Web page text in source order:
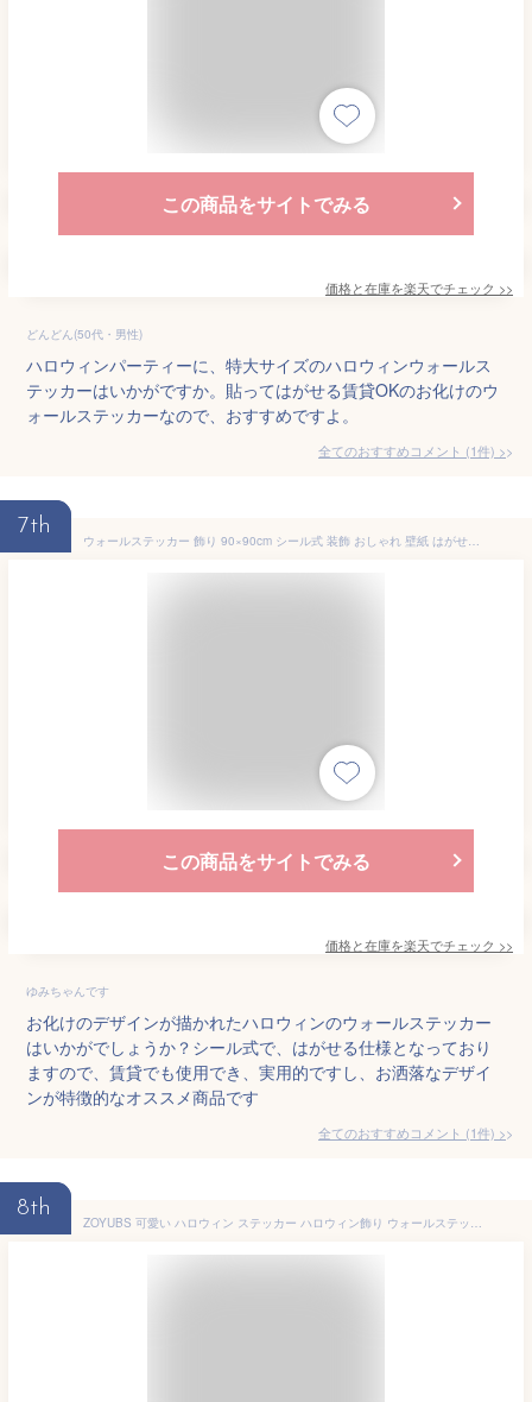
この商品をサイトでみる
価格と在庫を楽天でチェック >>
どんどん(50代・男性)
ハロウィンパーティーに、特大サイズのハロウィンウォールス
テッカーはいかがですか。貼ってはがせる賃貸OKのお化けのウ
ォールステッカーなので、おすすめですよ。
全てのおすすめコメント (1件) >
7th
ウォールステッカー 飾り 90×90cm シール式 装飾 おしゃれ 壁紙 はがせる DIY プチリフォーム パーティー イベント ハロウィーン 賃貸 013863 ハロウィン おばけ
この商品をサイトでみる
価格と在庫を楽天でチェック >>
ゆみちゃんです
お化けのデザインが描かれたハロウィンのウォールステッカー
はいかがでしょうか？シール式で、はがせる仕様となっており
ますので、賃貸でも使用でき、実用的ですし、お洒落なデザイ
ンが特徴的なオススメ商品です
全てのおすすめコメント (1件) >
8th
ZOYUBS 可愛い ハロウィン ステッカー ハロウィン飾り ウォールステッカー シール 静電 ステッカー 静電気シール 窓ステッカー 両面プリント Halloweenドッキリ 蝙蝠/コウモリ 蜘蛛 かぼちゃ 幽霊 枯れ木お城 クモの巣 魔女 お化け 幽霊 キャンディー 猫 骸骨 ケーキ 風船 ウォールステッカー 静電ステッカー 窓ステッカー 使用便利 ガラス傷まない お化け屋敷 店内飾り 屋敷仮装パーティ 部屋 壁飾り 小物 学園祭 窓 ステッカー 剥がせる 汚れない ガラス 窓 DIY パーティー イベ